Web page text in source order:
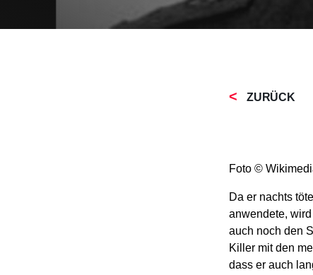
ZURÜCK
Foto ©
Da er nachts
anwendete,
auch noch den
Killer mit den
dass er auch